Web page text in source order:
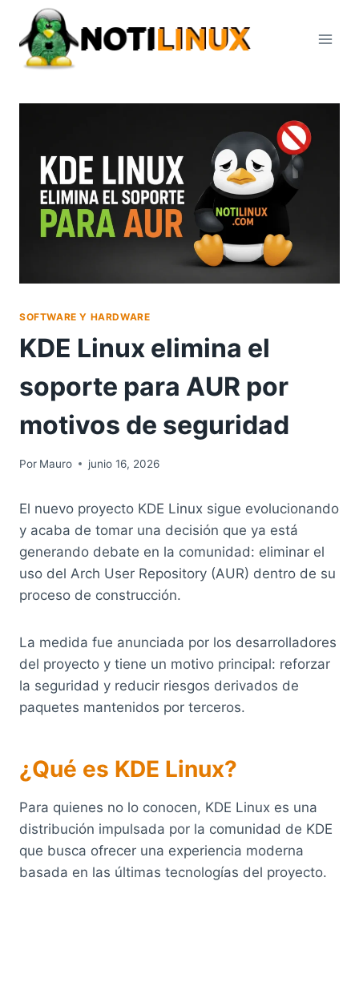
Saltar
contenido
SOFTWARE Y HARDWARE
KDE Linux elimina el
soporte para AUR por
motivos de seguridad
Por Mauro junio 16, 2026
El nuevo proyecto KDE Linux sigue evolucionando
y acaba de tomar una decisión que ya está
generando debate en la comunidad: eliminar el
uso del Arch User Repository (AUR) dentro de su
proceso de construcción.
La medida fue anunciada por los desarrolladores
del proyecto y tiene un motivo principal: reforzar
la seguridad y reducir riesgos derivados de
paquetes mantenidos por terceros.
¿Qué es KDE Linux?
Para quienes no lo conocen, KDE Linux es una
distribución impulsada por la comunidad de KDE
que busca ofrecer una experiencia moderna
basada en las últimas tecnologías del proyecto.